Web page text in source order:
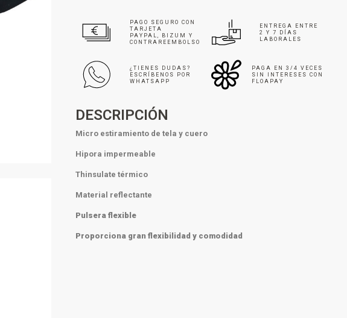
PAGO SEGURO CON
TARJETA
PAYPAL, BIZUM Y
CONTRAREEMBOLSO
ENTREGA ENTRE
2 Y 7 DÍAS
LABORALES
¿TIENES DUDAS?
ESCRÍBENOS POR
WHATSAPP
PAGA EN 3/4 VECES
SIN INTERESES CON
FLOAPAY
DESCRIPCIÓN
Micro estiramiento de tela y cuero
Hipora impermeable
Thinsulate térmico
Material reflectante
Pulsera flexible
Proporciona gran flexibilidad y comodidad